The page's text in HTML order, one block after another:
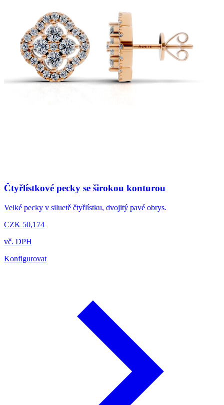
Čtyřlístkové pecky se širokou konturou
Velké pecky v siluetě čtyřlístku, dvojitý pavé obrys.
CZK 50,174
vč. DPH
Konfigurovat